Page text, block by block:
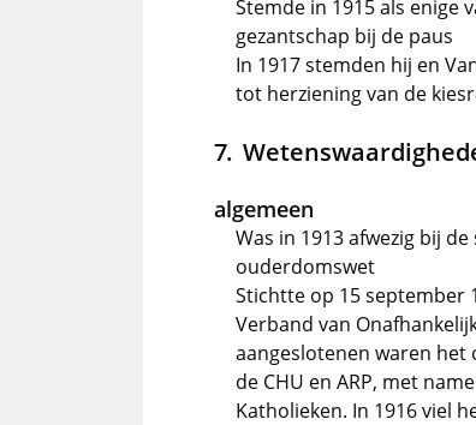
Stemde in 1915 als enige
gezantschap bij de paus
In 1917 stemden hij en
tot herziening van de
algemeen
Was in 1913 afwezig bij
ouderdomswet
Stichtte op 15 september
Verband van
aangeslotenen waren het
de CHU en ARP, met
Katholieken. In 1916 viel